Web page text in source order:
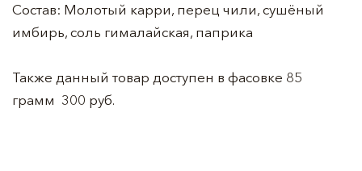
Состав: Молотый карри, перец чили, сушёный
имбирь, соль гималайская, паприка
Также данный товар доступен в фасовке 85
грамм 300 руб.